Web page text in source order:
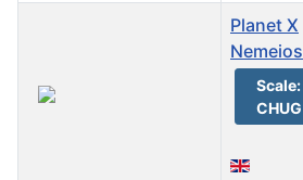
Planet X
Nemeios
Scale:
CHUG